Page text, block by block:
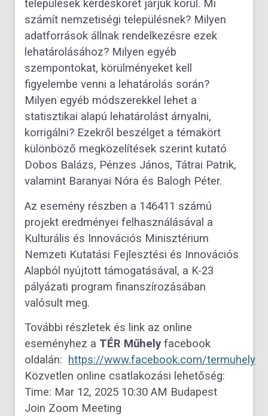
települések kérdéskörét járjuk körül. Mi
számít nemzetiségi településnek? Milyen
adatforrások állnak rendelkezésre ezek
lehatárolásához? Milyen egyéb
szempontokat, körülményeket kell
figyelembe venni a lehatárolás során?
Milyen egyéb módszerekkel lehet a
statisztikai alapú lehatárolást árnyalni,
korrigálni? Ezekről beszélget a témakört
különböző megközelítések szerint kutató
Dobos Balázs, Pénzes János, Tátrai Patrik,
valamint Baranyai Nóra és Balogh Péter.
Az esemény részben a 146411 számú
projekt eredményei felhasználásával a
Kulturális és Innovációs Minisztérium
Nemzeti Kutatási Fejlesztési és Innovációs
Alapból nyújtott támogatásával, a K-23
pályázati program finanszírozásában
valósult meg.
További részletek és link az online
eseményhez a TÉR Műhely facebook
oldalán: https://www.facebook.com/termuhely
Közvetlen online csatlakozási lehetőség:
Time: Mar 12, 2025 10:30 AM Budapest
Join Zoom Meeting